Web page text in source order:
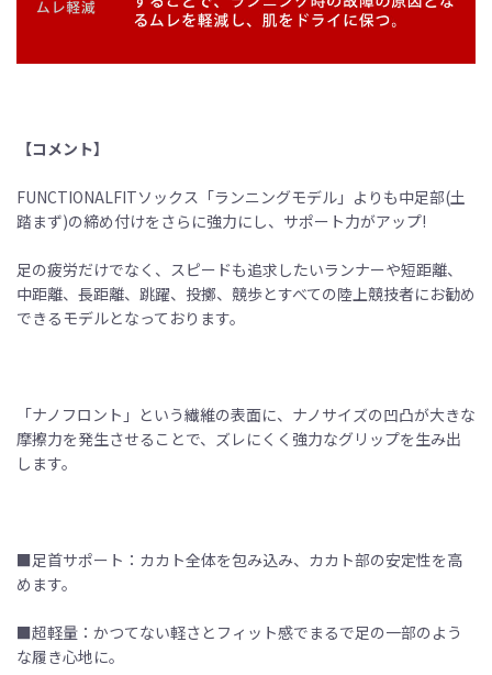
【コメント】
FUNCTIONALFITソックス「ランニングモデル」よりも中足部(土
踏まず)の締め付けをさらに強力にし、サポート力がアップ!
足の疲労だけでなく、スピードも追求したいランナーや短距離、
中距離、長距離、跳躍、投擲、競歩とすべての陸上競技者にお勧め
できるモデルとなっております。
「ナノフロント」という繊維の表面に、ナノサイズの凹凸が大きな
摩擦力を発生させることで、ズレにくく強力なグリップを生み出
します。
■足首サポート：カカト全体を包み込み、カカト部の安定性を高
めます。
■超軽量：かつてない軽さとフィット感でまるで足の一部のよう
な履き心地に。